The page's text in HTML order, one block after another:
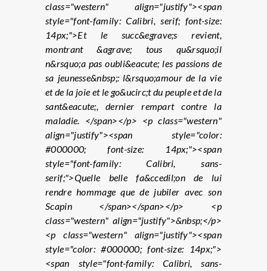
class="western" align="justify"><span
style="font-family: Calibri, serif; font-size:
14px;">Et le succ&egrave;s revient,
montrant &agrave; tous qu&rsquo;il
n&rsquo;a pas oubli&eacute; les passions de
sa jeunesse&nbsp;: l&rsquo;amour de la vie
et de la joie et le go&ucirc;t du peuple et de la
sant&eacute;, dernier rempart contre la
maladie. </span></p> <p class="western"
align="justify"><span style="color:
#000000; font-size: 14px;"><span
style="font-family: Calibri, sans-
serif;">Quelle belle fa&ccedil;on de lui
rendre hommage que de jubiler avec son
Scapin </span></span></p> <p
class="western" align="justify">&nbsp;</p>
<p class="western" align="justify"><span
style="color: #000000; font-size: 14px;">
<span style="font-family: Calibri, sans-